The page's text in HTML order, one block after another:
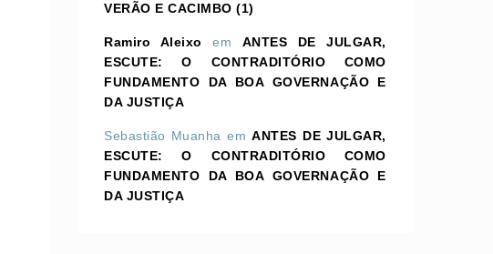
VERÃO E CACIMBO (1)
Ramiro Aleixo em ANTES DE JULGAR,
ESCUTE: O CONTRADITÓRIO COMO
FUNDAMENTO DA BOA GOVERNAÇÃO E
DA JUSTIÇA
Sebastião Muanha emANTES DE JULGAR,
ESCUTE: O CONTRADITÓRIO COMO
FUNDAMENTO DA BOA GOVERNAÇÃO E
DA JUSTIÇA